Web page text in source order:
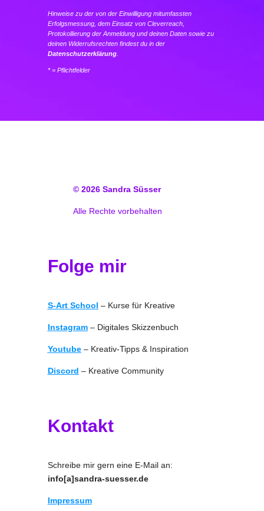
Hinweise zu der von der Einwilligung mitumfassten
Erfolgsmessung, dem Einsatz von Cleverreach,
Protokollierung der Anmeldung und deinen Daten sowie zu
deinen Widerrufsrechten findest du in der
Datenschutzerklärung.
* = Pflichtfelder
© 2026 Sandra Süsser
Alle Rechte vorbehalten
Folge mir
S-Art School – Kurse für Kreative
Instagram– Digitales Skizzenbuch
Youtube– Kreativ-Tipps & Inspiration
Discord – Kreative Community
Kontakt
Schreibe mir gern eine E-Mail an:
info[a]sandra-suesser.de
Impressum